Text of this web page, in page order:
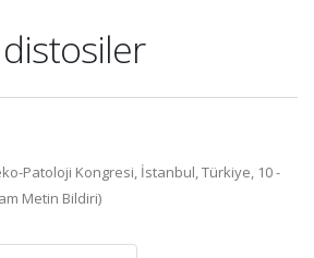
Patoloji Kongresi, İstanbul, Türkiye, 10 -
Metin Bildiri)